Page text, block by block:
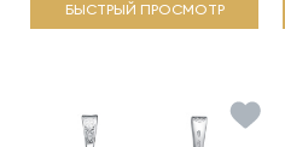
БЫСТРЫЙ ПРОСМОТР